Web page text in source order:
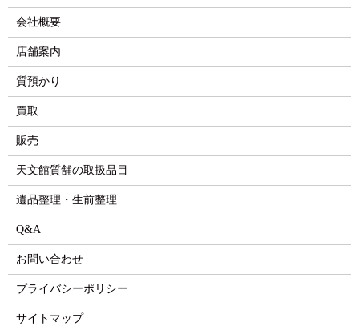
会社概要
店舗案内
質預かり
買取
販売
天文館質舗の取扱品目
遺品整理・生前整理
Q&A
お問い合わせ
プライバシーポリシー
サイトマップ